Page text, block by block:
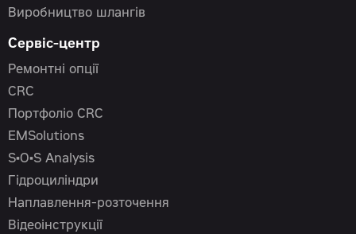
Виробництво шлангів
Сервіс-центр
Ремонтні опції
CRC
Портфоліо CRC
EMSolutions
S•O•S Analysis
Гідроциліндри
Наплавлення-розточення
Відеоінструкції